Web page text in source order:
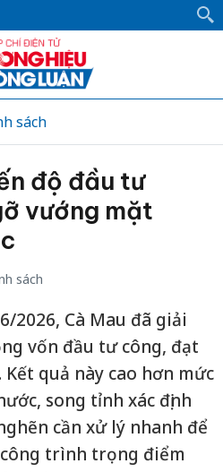
sách
độ đầu tư
vướng mặt
sách
2026, Cà Mau đã giải
vốn đầu tư công, đạt
Kết quả này cao hơn mức
song tỉnh xác định
cần xử lý nhanh để
trình trọng điểm